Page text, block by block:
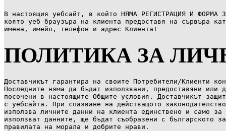
В настоящия уебсайт, в който НЯМА РЕГИСТРАЦИЯ И ФОРМА
която уеб браузъра на клиента предоставя на сървъра
имена, имейл, телефон и адрес Клиента!
ПОЛИТИКА ЗА
Доставчикът гарантира на своите Потребители/Клиенти
Последните няма да бъдат използвани, предоставяни
посочени в настоящите Общите условия. Доставчикът
с уебсайта. При спазване на действащото
използва личните данни на клиента единствено и само
използват данните, ще бъдат съобразени с българското
правилата на морала и добрите нрави.